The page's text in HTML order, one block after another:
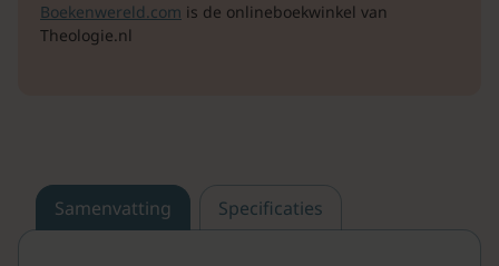
Boekenwereld.com is de onlineboekwinkel van
Theologie.nl
Samenvatting Specificaties